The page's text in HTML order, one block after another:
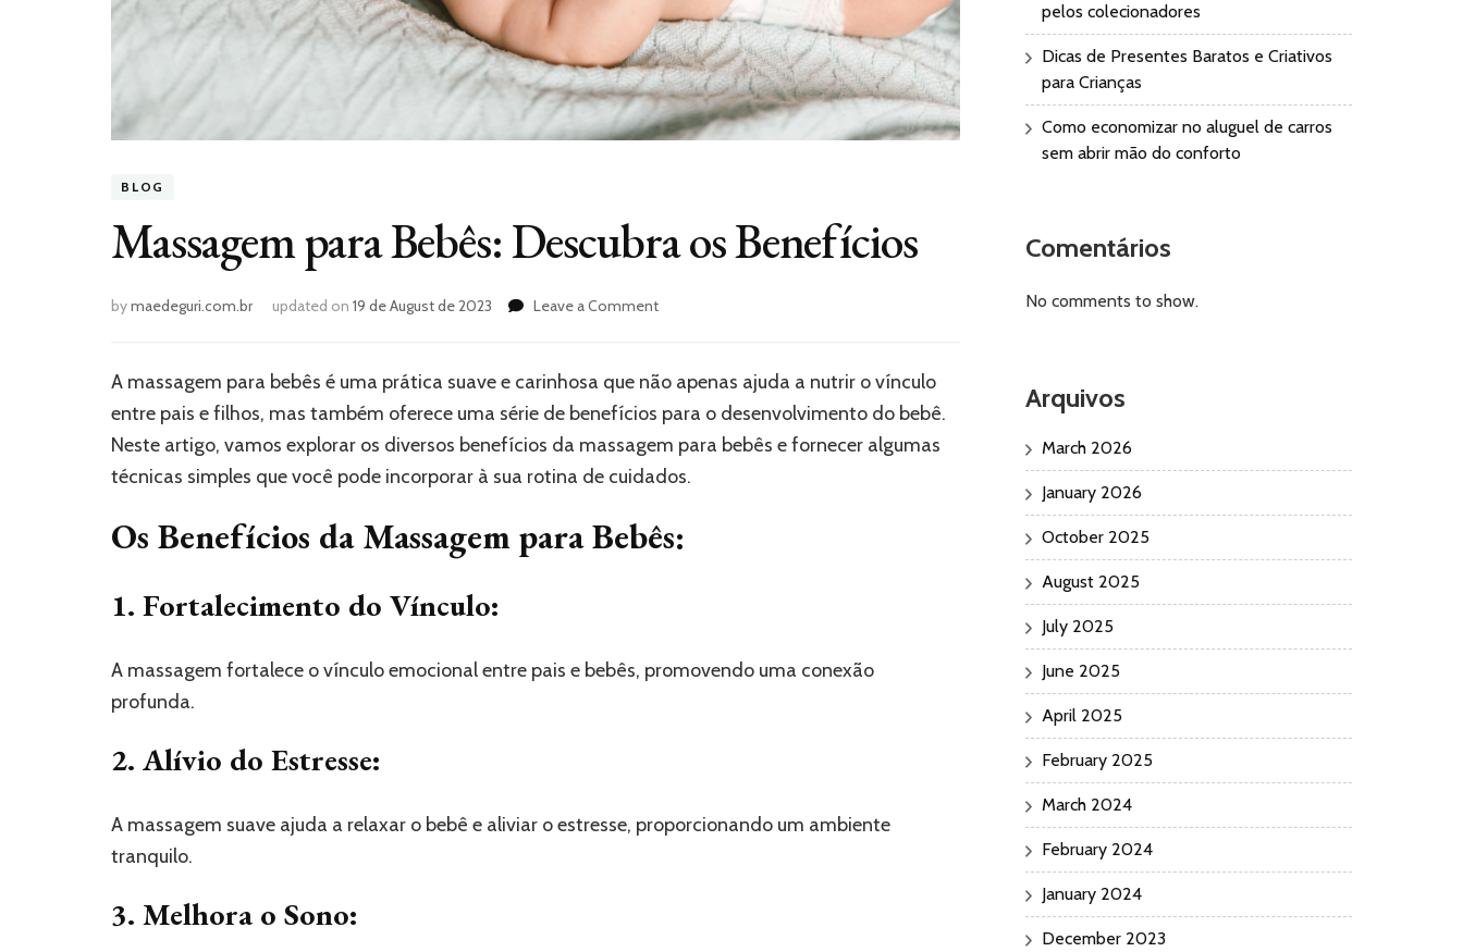
BLOG
Massagem para Bebês: Descubra os Benefícios
bymaedeguri.com.br updated on 19 de August de 2023 Leave a Commenton
Bebês:
Descubra
os
Benefícios
A massagem para bebês é uma prática suave e carinhosa que não apenas ajuda a nutrir o vínculo
entre pais e filhos, mas também oferece uma série de benefícios para o desenvolvimento do bebê.
Neste artigo, vamos explorar os diversos benefícios da massagem para bebês e fornecer algumas
técnicas simples que você pode incorporar à sua rotina de cuidados.
Os Benefícios da Massagem para Bebês:
1. Fortalecimento do Vínculo:
A massagem fortalece o vínculo emocional entre pais e bebês, promovendo uma conexão
profunda.
2. Alívio do Estresse:
A massagem suave ajuda a relaxar o bebê e aliviar o estresse, proporcionando um ambiente
tranquilo.
3. Melhora o Sono:
pelos colecionadores
Dicas de Presentes Baratos e Criativos
para Crianças
Como economizar no aluguel de carros
sem abrir mão do conforto
Comentários
No comments to show.
Arquivos
March 2026
January 2026
October 2025
August 2025
July 2025
June 2025
April 2025
February 2025
March 2024
February 2024
January 2024
December 2023